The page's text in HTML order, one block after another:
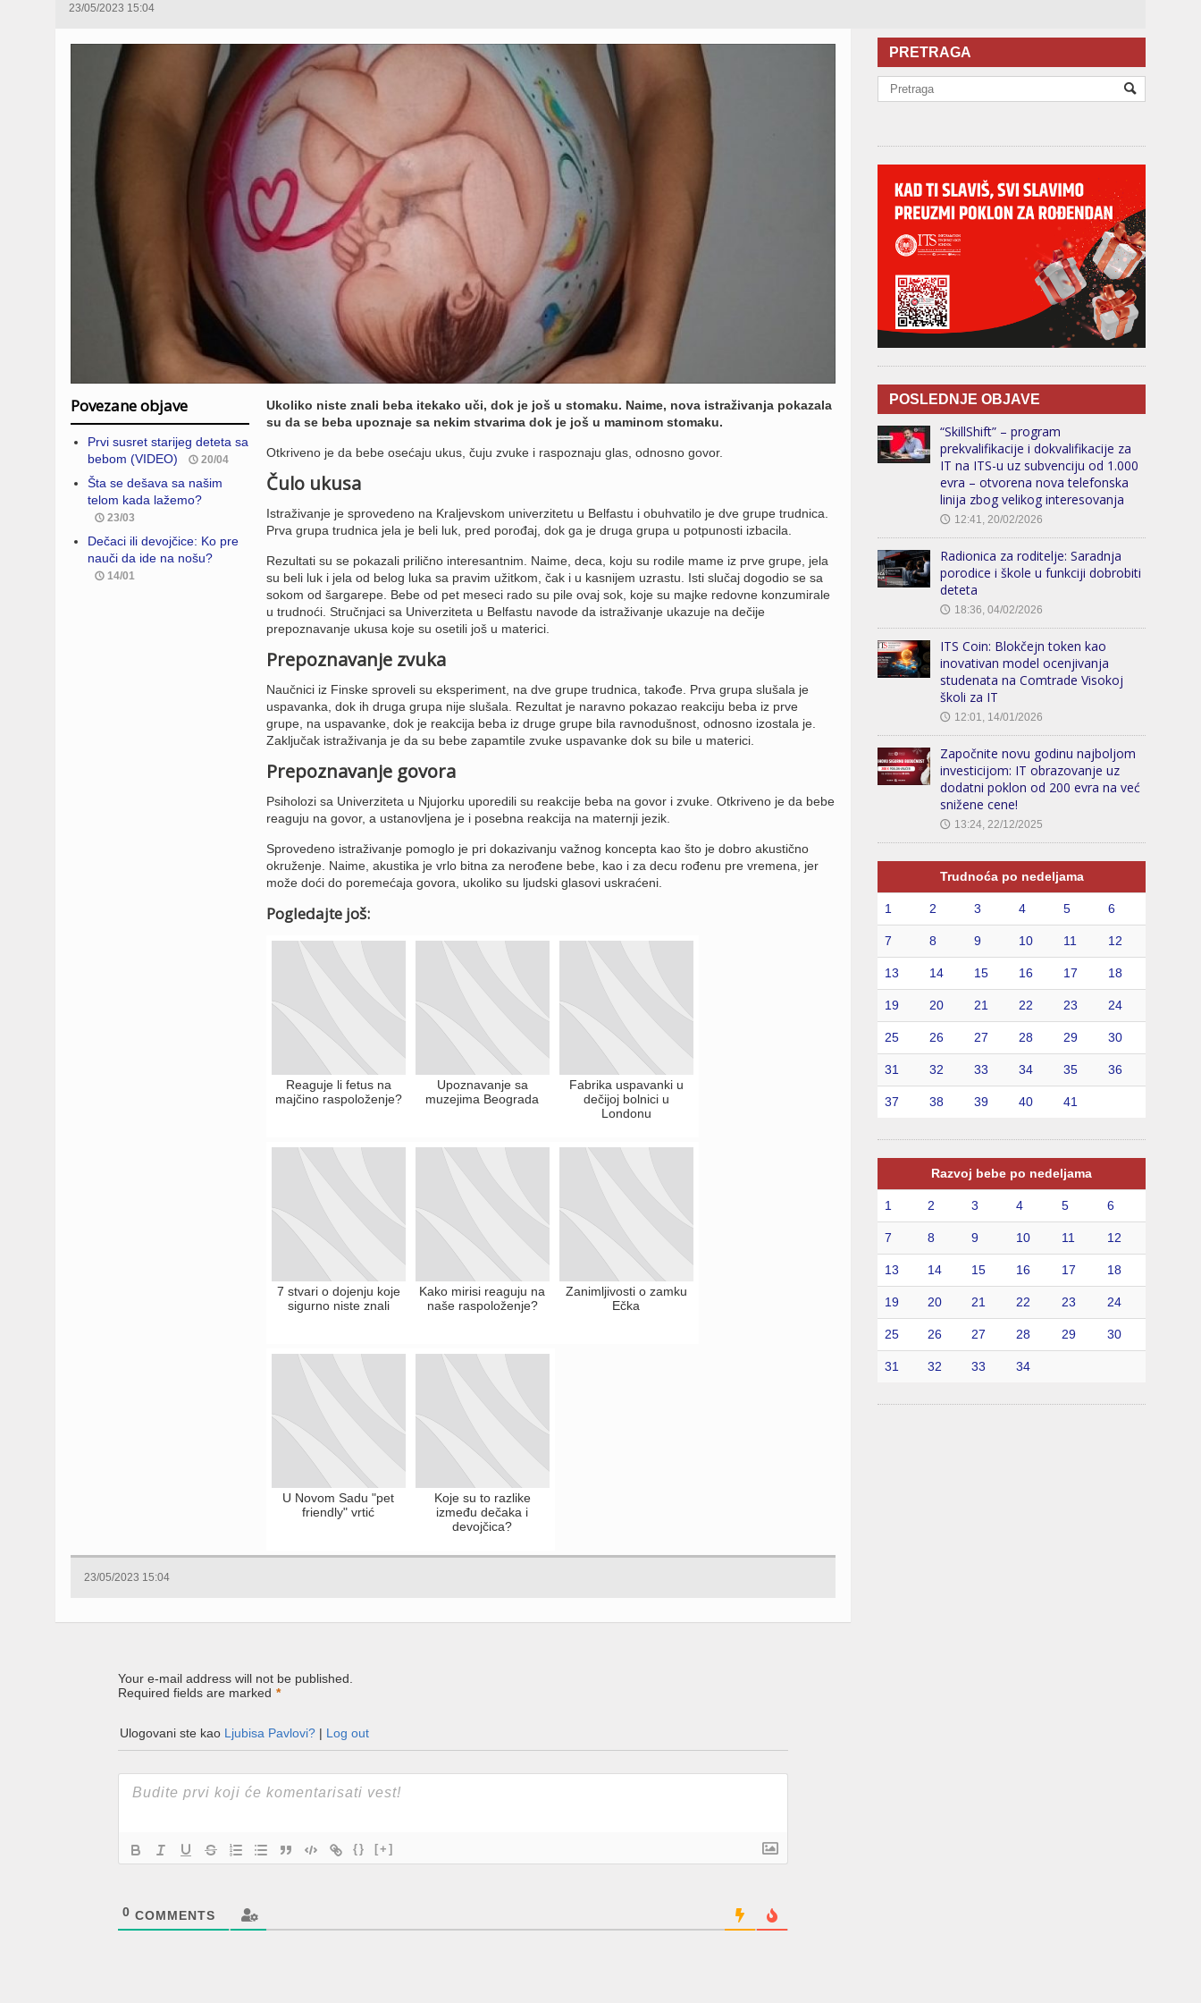
23/05/2023 15:04
Povezane objave
Prvi susret starijeg deteta sa
bebom (VIDEO)
20/04
Šta se dešava sa našim
telom kada lažemo?
23/03
Dečaci ili devojčice: Ko pre
nauči da ide na nošu?
14/01
Ukoliko niste znali beba itekako uči, dok je još u stomaku. Naime, nova istraživanja pokazala
su da se beba upoznaje sa nekim stvarima dok je još u maminom stomaku.
Otkriveno je da bebe osećaju ukus, čuju zvuke i raspoznaju glas, odnosno govor.
Čulo ukusa
Istraživanje je sprovedeno na Kraljevskom univerzitetu u Belfastu i obuhvatilo je dve grupe trudnica.
Prva grupa trudnica jela je beli luk, pred porođaj, dok ga je druga grupa u potpunosti izbacila.
Rezultati su se pokazali prilično interesantnim. Naime, deca, koju su rodile mame iz prve grupe, jela
su beli luk i jela od belog luka sa pravim užitkom, čak i u kasnijem uzrastu. Isti slučaj dogodio se sa
sokom od šargarepe. Bebe od pet meseci rado su pile ovaj sok, koje su majke redovne konzumirale
u trudnoći. Stručnjaci sa Univerziteta u Belfastu navode da istraživanje ukazuje na dečije
prepoznavanje ukusa koje su osetili još u materici.
Prepoznavanje zvuka
Naučnici iz Finske sproveli su eksperiment, na dve grupe trudnica, takođe. Prva grupa slušala je
uspavanka, dok ih druga grupa nije slušala. Rezultat je naravno pokazao reakciju beba iz prve
grupe, na uspavanke, dok je reakcija beba iz druge grupe bila ravnodušnost, odnosno izostala je.
Zaključak istraživanja je da su bebe zapamtile zvuke uspavanke dok su bile u materici.
Prepoznavanje govora
Psiholozi sa Univerziteta u Njujorku uporedili su reakcije beba na govor i zvuke. Otkriveno je da bebe
reaguju na govor, a ustanovljena je i posebna reakcija na maternji jezik.
Sprovedeno istraživanje pomoglo je pri dokazivanju važnog koncepta kao što je dobro akustično
okruženje. Naime, akustika je vrlo bitna za nerođene bebe, kao i za decu rođenu pre vremena, jer
može doći do poremećaja govora, ukoliko su ljudski glasovi uskraćeni.
Pogledajte još:
Reaguje li fetus na
majčino raspoloženje?
Upoznavanje sa
muzejima Beograda
Fabrika uspavanki u
dečijoj bolnici u
Londonu
7 stvari o dojenju koje
sigurno niste znali
Kako mirisi reaguju na
naše raspoloženje?
Zanimljivosti o zamku
Ečka
U Novom Sadu "pet
friendly" vrtić
Koje su to razlike
između dečaka i
devojčica?
23/05/2023 15:04
Your e-mail address will not be published.
Required fields are marked *
Ulogovani ste kao Ljubisa Pavlovi? | Log out
{} [+]
0 COMMENTS
PRETRAGA
POSLEDNJE OBJAVE
“SkillShift” – program
prekvalifikacije i dokvalifikacije za
IT na ITS-u uz subvenciju od 1.000
evra – otvorena nova telefonska
linija zbog velikog interesovanja
🕔 12:41, 20/02/2026
Radionica za roditelje: Saradnja
porodice i škole u funkciji dobrobiti
deteta
🕔 18:36, 04/02/2026
ITS Coin: Blokčejn token kao
inovativan model ocenjivanja
studenata na Comtrade Visokoj
školi za IT
🕔 12:01, 14/01/2026
Započnite novu godinu najboljom
investicijom: IT obrazovanje uz
dodatni poklon od 200 evra na već
snižene cene!
🕔 13:24, 22/12/2025
Trudnoća po nedeljama
1 2 3 4 5 6
7 8 9 10 11 12
13 14 15 16 17 18
19 20 21 22 23 24
25 26 27 28 29 30
31 32 33 34 35 36
37 38 39 40 41
Razvoj bebe po nedeljama
1 2 3 4 5 6
7 8 9 10 11 12
13 14 15 16 17 18
19 20 21 22 23 24
25 26 27 28 29 30
31 32 33 34